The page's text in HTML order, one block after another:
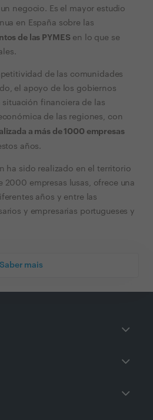
negocio. Es el mayor estudio
en España sobre las
de las PYMES en lo que se
de las comunidades
el apoyo de los gobiernos
financiera de las
de las regiones, con
a más de 1000 empresas
años.
ha sido realizado en el territorio
2000 empresas lusas, ofrece una
años y entre las
y empresarias portugueses y
Saber mais